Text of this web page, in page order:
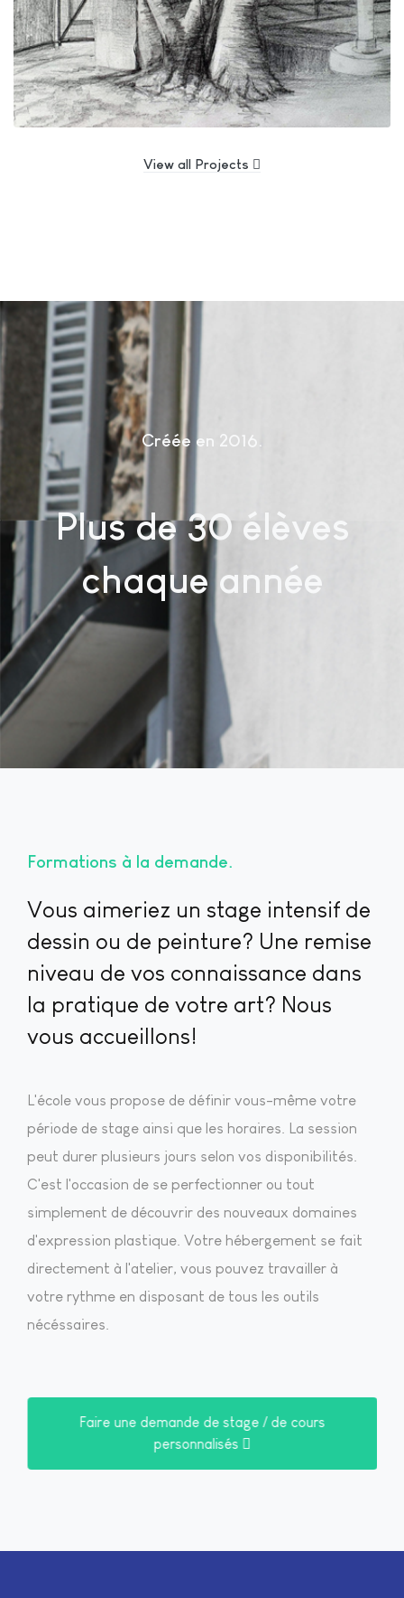
View all Projects
Créée en 2016
Plus de 30 élèves
chaque année
Formations à la demande
Vous aimeriez un stage intensif de
dessin ou de peinture? Une remise
niveau de vos connaissance dans
la pratique de votre art? Nous
vous accueillons!
L'école vous propose de définir vous-même votre
période de stage ainsi que les horaires. La session
peut durer plusieurs jours selon vos disponibilités.
C'est l'occasion de se perfectionner ou tout
simplement de découvrir des nouveaux domaines
d'expression plastique. Votre hébergement se fait
directement à l'atelier, vous pouvez travailler à
votre rythme en disposant de tous les outils
nécéssaires.
Faire une demande de stage / de cours
personnalisés